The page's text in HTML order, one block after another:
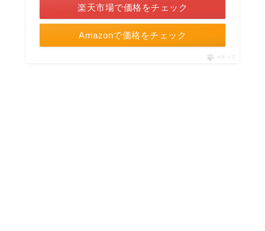
Amazonで価格をチェック
楽天市場で価格をチェック
ポチップ